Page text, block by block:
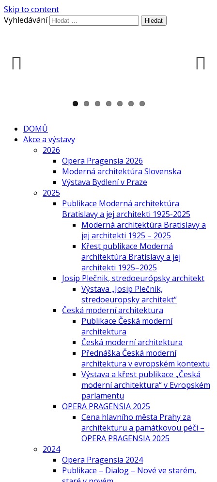
Skip to content
Vyhledávání
DOMŮ
Akce a výstavy
2026
Opera Pragensia 2026
Moderná architektúra Slovenska
Výstava Bydlení v Praze
2025
Publikace Moderná architektúra
Bratislavy a jej architekti 1925-2025
Moderná architektúra Bratislavy a
jej architekti 1925 – 2025
Křest publikace Moderná
architektúra Bratislavy a jej
architekti 1925–2025
Josip Plečnik, stredoeurópsky architekt
Výstava „Josip Plečnik,
stredoeuropsky architekt“
Česká moderní architektura
Publikace Česká moderní
architektura
Česká moderní architektura
Přednáška Česká moderní
architektura v evropském kontextu
Výstava a křest publikace „Česká
moderní architektura“ v Evropském
parlamentu
OPERA PRAGENSIA 2025
Cena hlavního města Prahy za
architekturu a památkovou péči –
OPERA PRAGENSIA 2025
2024
Opera Pragensia 2024
Publikace – Dialog – Nové ve starém,